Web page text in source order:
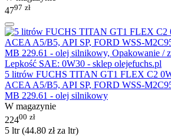
4797 zł
5 litrów FUCHS TITAN GT1 FLEX C2
ACEA A5/B5, API SP, FORD WSS-
MB 229.61 - olej silnikowy
W magazynie
22400 zł
5 ltr (44.80 złza ltr)